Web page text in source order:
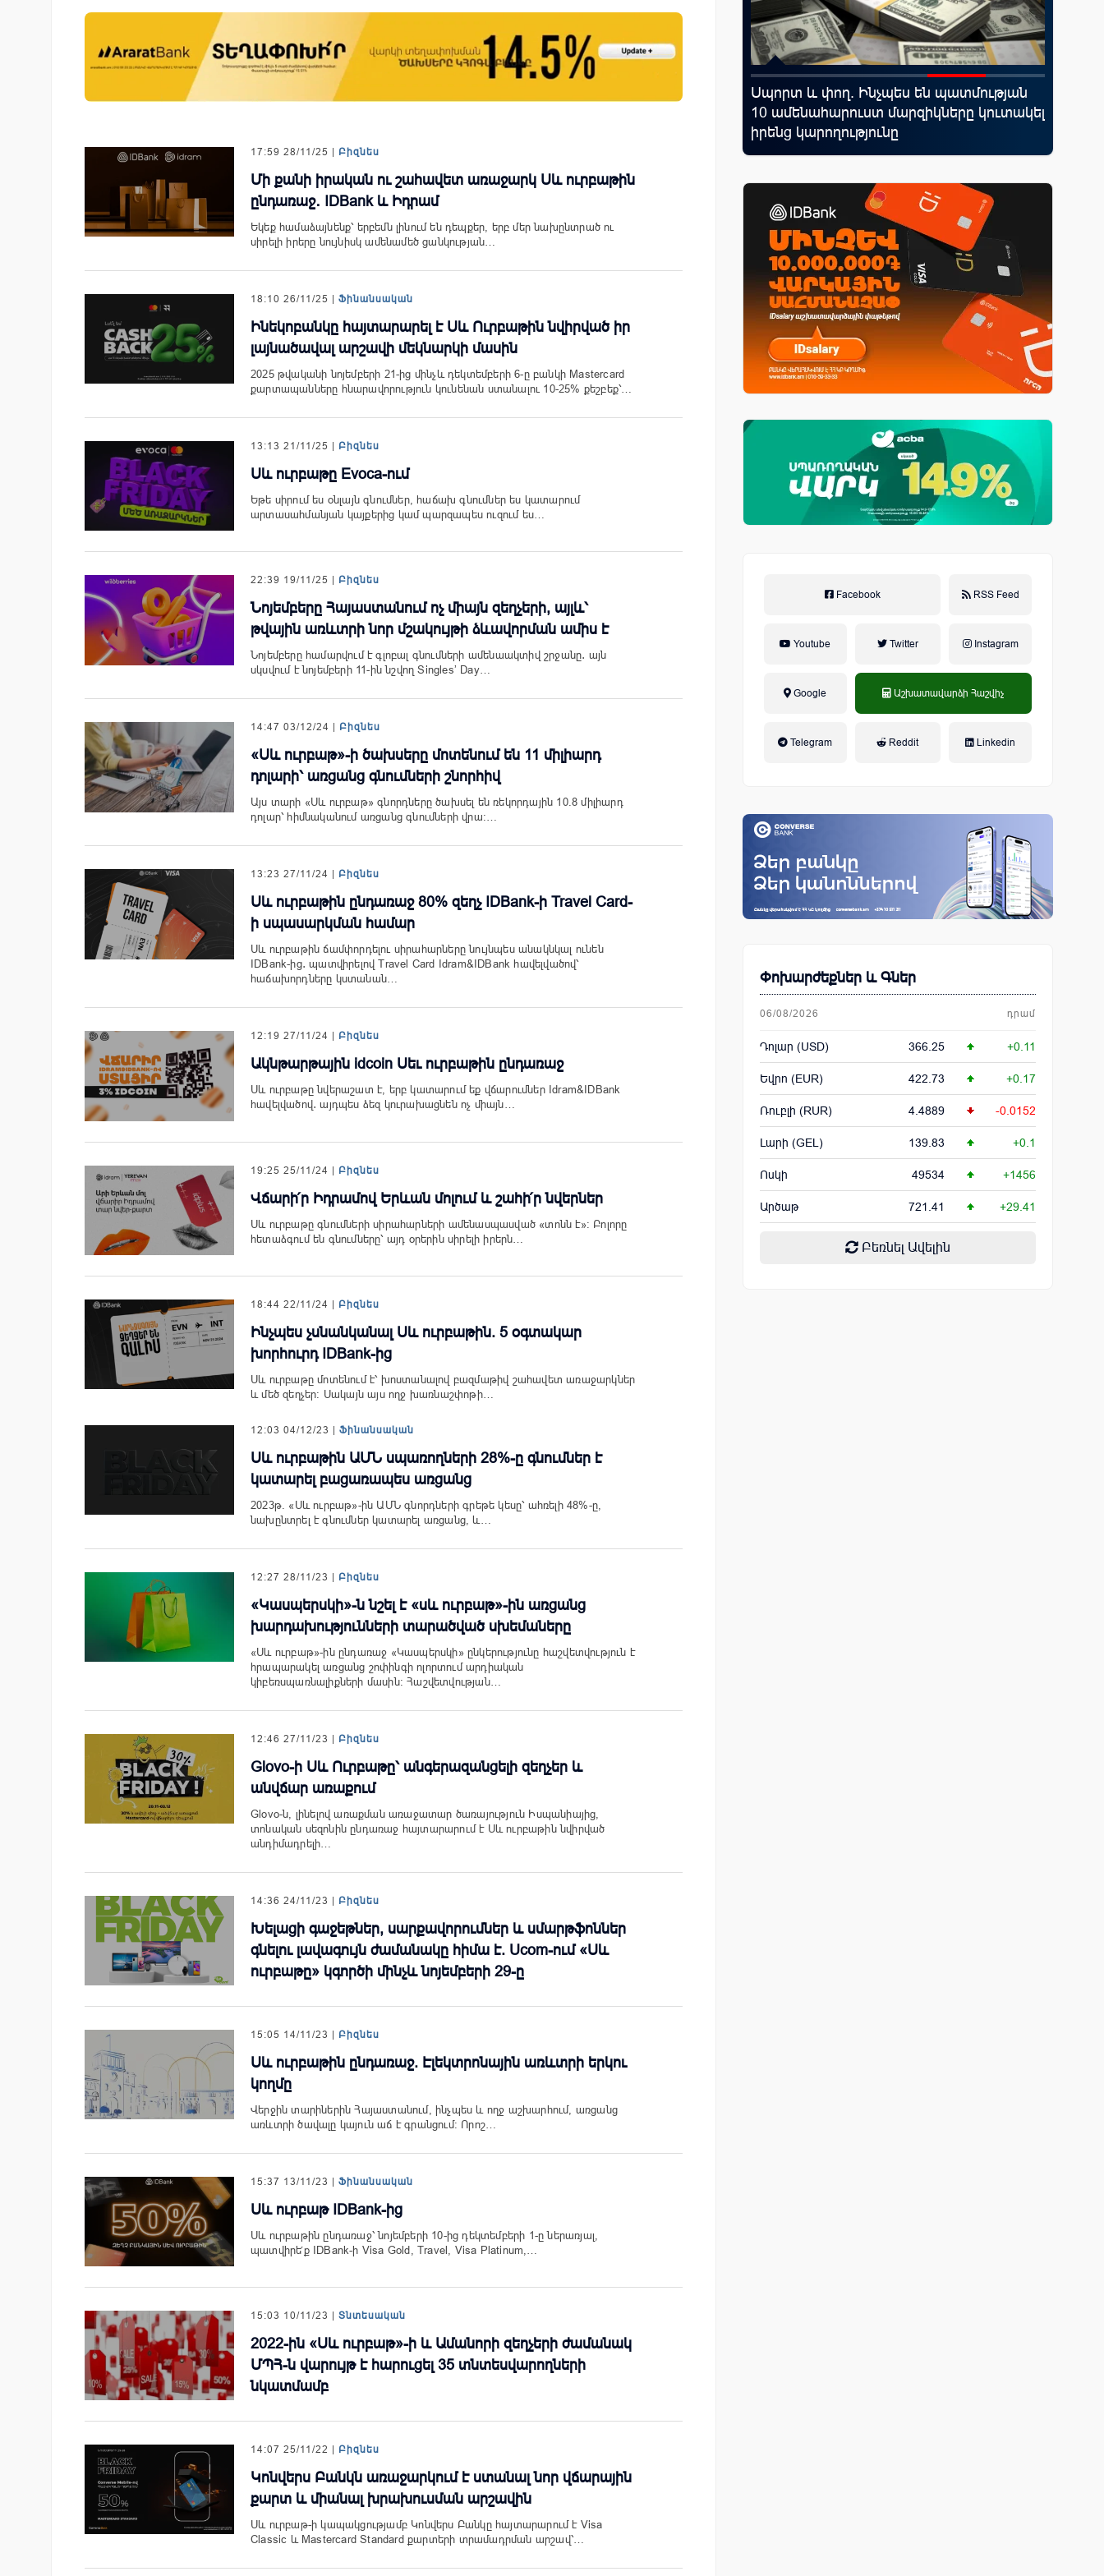
17:59 28/11/25 | Բիզնես
Մի քանի իրական ու շահավետ առաջարկ Սև ուրբաթին
ընդառաջ․ IDBank և Իդրամ
Եկեք համաձայնենք՝ երբեմն լինում են դեպքեր, երբ մեր նախընտրած ու
սիրելի իրերը նույնիսկ ամենամեծ ցանկության…
18:10 26/11/25 | Ֆինանսական
Ինեկոբանկը հայտարարել է Սև Ուրբաթին նվիրված իր
լայնածավալ արշավի մեկնարկի մասին
2025 թվականի նոյեմբերի 21-ից մինչև դեկտեմբերի 6-ը բանկի Mastercard
քարտապանները հնարավորություն կունենան ստանալու 10-25% քեշբեք՝…
13:13 21/11/25 | Բիզնես
Սև ուրբաթը Evoca-ում
Եթե սիրում ես օնլայն գնումներ, հաճախ գնումներ ես կատարում
արտասահմանյան կայքերից կամ պարզապես ուզում ես…
22:39 19/11/25 | Բիզնես
Նոյեմբերը Հայաստանում ոչ միայն զեղչերի, այլև՝
թվային առևտրի նոր մշակույթի ձևավորման ամիս է
Նոյեմբերը համարվում է գլոբալ գնումների ամենաակտիվ շրջանը․ այն
սկսվում է նոյեմբերի 11-ին նշվող Singles’ Day…
14:47 03/12/24 | Բիզնես
«Սև ուրբաթ»-ի ծախսերը մոտենում են 11 միլիարդ
դոլարի՝ առցանց գնումների շնորհիվ
Այս տարի «Սև ուրբաթ» գնորդները ծախսել են ռեկորդային 10.8 միլիարդ
դոլար՝ հիմնականում առցանց գնումների վրա։…
13:23 27/11/24 | Բիզնես
Սև ուրբաթին ընդառաջ 80% զեղչ IDBank-ի Travel Card-
ի սպասարկման համար
Սև ուրբաթին ճամփորդելու սիրահարները նույնպես անակնկալ ունեն
IDBank-ից․ պատվիրելով Travel Card Idram&IDBank հավելվածով՝
հաճախորդները կստանան…
12:19 27/11/24 | Բիզնես
Ակնթարթային idcoin Սեւ ուրբաթին ընդառաջ
Սև ուրբաթը նվերաշատ է, երբ կատարում եք վճարումներ Idram&IDBank
հավելվածով․ այդպես ձեզ կուրախացնեն ոչ միայն…
19:25 25/11/24 | Բիզնես
Վճարի՛ր Իդրամով Երևան մոլում և շահի՛ր նվերներ
Սև ուրբաթը գնումների սիրահարների ամենասպասված «տոնն է»։ Բոլորը
հետաձգում են գնումները՝ այդ օրերին սիրելի իրերն…
18:44 22/11/24 | Բիզնես
Ինչպես չսնանկանալ Սև ուրբաթին. 5 օգտակար
խորհուրդ IDBank-ից
Սև ուրբաթը մոտենում է՝ խոստանալով բազմաթիվ շահավետ առաջարկներ
և մեծ զեղչեր: Սակայն այս ողջ խառնաշփոթի…
12:03 04/12/23 | Ֆինանսական
Սև ուրբաթին ԱՄՆ սպառողների 28%-ը գնումներ է
կատարել բացառապես առցանց
2023թ. «Սև ուրբաթ»-ին ԱՄՆ գնորդների գրեթե կեսը՝ ահռելի 48%-ը,
նախընտրել է գնումներ կատարել առցանց, և…
12:27 28/11/23 | Բիզնես
«Կասպերսկի»-ն նշել է «սև ուրբաթ»-ին առցանց
խարդախությունների տարածված սխեմաները
«Սև ուրբաթ»-ին ընդառաջ «Կասպերսկի» ընկերությունը հաշվետվություն է
հրապարակել առցանց շոփինգի ոլորտում արդիական
կիբեռսպառնալիքների մասին: Հաշվետվության…
12:46 27/11/23 | Բիզնես
Glovo-ի Սև Ուրբաթը՝ անգերազանցելի զեղչեր և
անվճար առաքում
Glovo-ն, լինելով առաքման առաջատար ծառայություն Իսպանիայից,
տոնական սեզոնին ընդառաջ հայտարարում է Սև ուրբաթին նվիրված
անդիմադրելի…
14:36 24/11/23 | Բիզնես
Խելացի գաջեթներ, սարքավորումներ և սմարթֆոններ
գնելու լավագույն ժամանակը հիմա է. Ucom-ում «Սև
ուրբաթը» կգործի մինչև նոյեմբերի 29-ը
15:05 14/11/23 | Բիզնես
Սև ուրբաթին ընդառաջ. Էլեկտրոնային առևտրի երկու
կողմը
Վերջին տարիներին Հայաստանում, ինչպես և ողջ աշխարհում, առցանց
առևտրի ծավալը կայուն աճ է գրանցում: Որոշ…
15:37 13/11/23 | Ֆինանսական
Սև ուրբաթ IDBank-ից
Սև ուրբաթին ընդառաջ՝ նոյեմբերի 10-ից դեկտեմբերի 1-ը ներառյալ,
պատվիրե՛ք IDBank-ի Visa Gold, Travel, Visa Platinum,…
15:03 10/11/23 | Տնտեսական
2022-ին «Սև ուրբաթ»-ի և Ամանորի զեղչերի ժամանակ
ՄՊՀ-ն վարույթ է հարուցել 35 տնտեսվարողների
նկատմամբ
14:07 25/11/22 | Բիզնես
Կոնվերս Բանկն առաջարկում է ստանալ նոր վճարային
քարտ և միանալ խրախուսման արշավին
Սև ուրբաթ-ի կապակցությամբ Կոնվերս Բանկը հայտարարում է Visa
Classic և Mastercard Standard քարտերի տրամադրման արշավ՝…
է նոր Mastercard
Ֆասթ Բանկը Սևան Ստարտափ
առաջարկները
Moody’s-ը IDBank-ի վարկանիշային
Սպորտ և փող. Ինչպես են պատմության
10 ամենահարուստ մարզիկները կուտակել
իրենց կարողությունը
Facebook RSS Feed
Youtube Twitter Instagram
Google Աշխատավարձի Հաշվիչ
Telegram Reddit Linkedin
Փոխարժեքներ և Գներ
06/08/2026 դրամ
Դոլար (USD) 366.25 +0.11
Եվրո (EUR) 422.73 +0.17
Ռուբլի (RUR) 4.4889 -0.0152
Լարի (GEL) 139.83 +0.1
Ոսկի 49534 +1456
Արծաթ 721.41 +29.41
Բեռնել Ավելին